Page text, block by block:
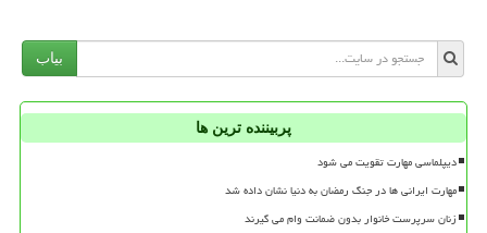
بیاب
پربیننده ترین ها
دیپلماسی مهارت تقویت می شود
مهارت ایرانی ها در جنگ رمضان به دنیا نشان داده شد
زنان سرپرست خانوار بدون ضمانت وام می گیرند